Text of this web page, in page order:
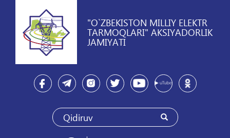
"O`ZBEKISTON MILLIY ELEKTR
TARMOQLARI" AKSIYADORLIK
JAMIYATI